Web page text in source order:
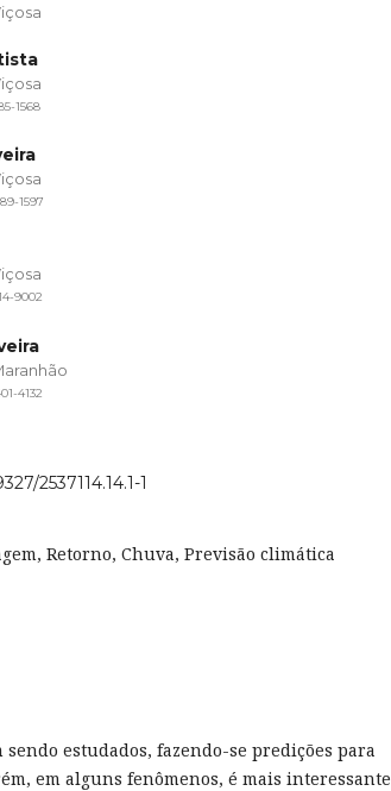
1568
1597
9002
4132
2537114.14.1-1
Retorno, Chuva, Previsão climática
estudados, fazendo-se predições para
em alguns fenômenos, é mais interessante